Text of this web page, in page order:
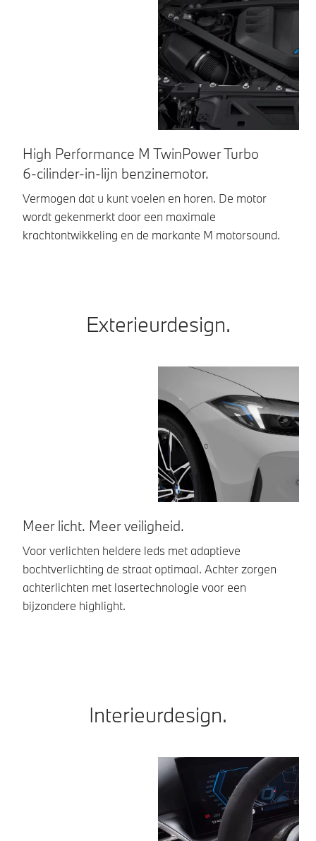
High Performance M TwinPower Turbo
6-cilinder-in-lijn benzinemotor.
Vermogen dat u kunt voelen en horen. De motor
wordt gekenmerkt door een maximale
krachtontwikkeling en de markante M motorsound.
Exterieurdesign.
Meer licht. Meer veiligheid.
Voor verlichten heldere leds met adaptieve
bochtverlichting de straat optimaal. Achter zorgen
achterlichten met lasertechnologie voor een
bijzondere highlight.
Interieurdesign.